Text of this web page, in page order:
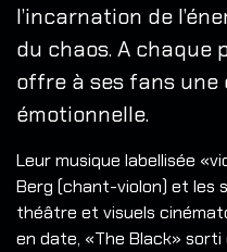
l’incarnation de
du chaos. A chaque
offre à ses fans une
émotionnelle.
Leur musique labellisée
Berg (chant-violon) et les
théâtre et visuels
en date, «The Black»